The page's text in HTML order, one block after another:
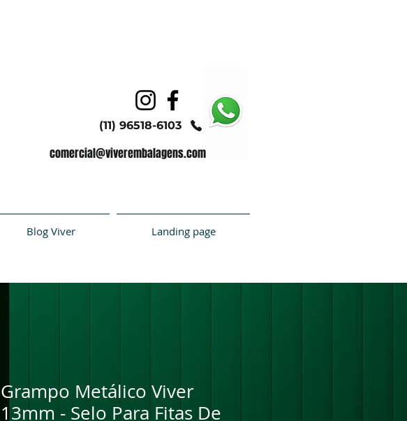
(11) 96518-6103
comercial@viverembalagens.com
Blog Viver Landing page
Grampo Metálico Viver
13mm - Selo Para Fitas De